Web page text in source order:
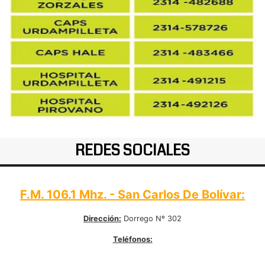
REDES SOCIALES
F.M. 106.1 Mhz. - San Carlos De Bolívar:
Dirección: Dorrego Nº 302
Teléfonos: